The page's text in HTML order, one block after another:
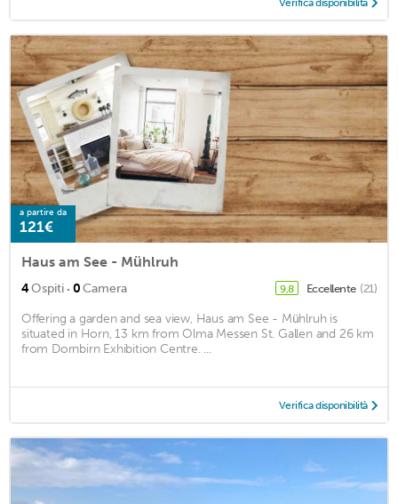
a partire da
121€
Haus am See - Mühlruh
4Ospiti · 0Camera 9,8 Eccellente (21)
Offering a garden and sea view, Haus am See - Mühlruh is
situated in Horn, 13 km from Olma Messen St. Gallen and 26 km
from Dornbirn Exhibition Centre. ...
Verifica disponibilità